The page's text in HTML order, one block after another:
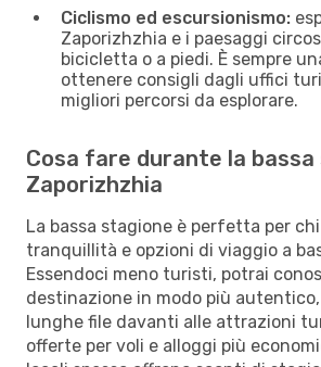
Ciclismo ed escursionismo:
Zaporizhzhia e i paesaggi
bicicletta o a piedi. È sempre
ottenere consigli dagli uffici
migliori percorsi da esplorare.
Cosa fare durante la bassa
Zaporizhzhia
La bassa stagione è perfetta per chi
tranquillità e opzioni di viaggio a
Essendoci meno turisti, potrai
destinazione in modo più
lunghe file davanti alle attrazioni
offerte per voli e alloggi più